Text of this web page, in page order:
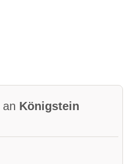
an Königstein